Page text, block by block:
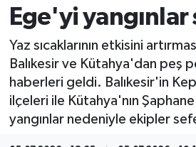
Ege'yi yangınlar
Yaz sıcaklarının etkisini
Balıkesir ve Kütahya'dan peş
haberleri geldi. Balıkesir'in
ilçeleri ile Kütahya'nın
yangınlar nedeniyle ekipler
Ekonomi
Genel
Gündem
Resmi İlan
Yunusemre Trafik Yoğunluk
Süper Lig Puan Durumu ve
Tüm Manşetler
Son Dakika Haberleri